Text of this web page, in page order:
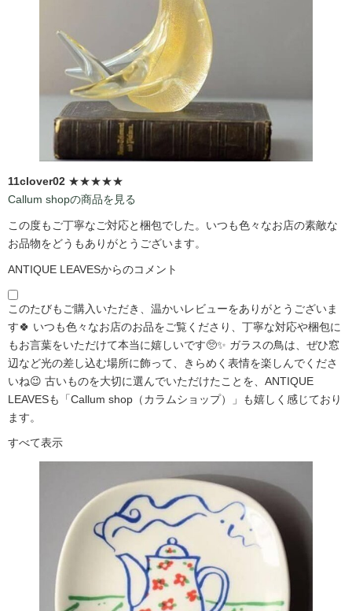
11clover02 ★★★★★
Callum shopの商品を見る
この度もご丁寧なご対応と梱包でした。いつも色々なお店の素敵な
お品物をどうもありがとうございます。
ANTIQUE LEAVESからのコメント
このたびもご購入いただき、温かいレビューをありがとうございま
す🍀 いつも色々なお店のお品をご覧くださり、丁寧な対応や梱包に
もお言葉をいただけて本当に嬉しいです🥺✨ ガラスの鳥は、ぜひ窓
辺など光の差し込む場所に飾って、きらめく表情を楽しんでくださ
いね😉 古いものを大切に選んでいただけたことを、ANTIQUE
LEAVESも「Callum shop（カラムショップ）」も嬉しく感じており
ます。
すべて表示